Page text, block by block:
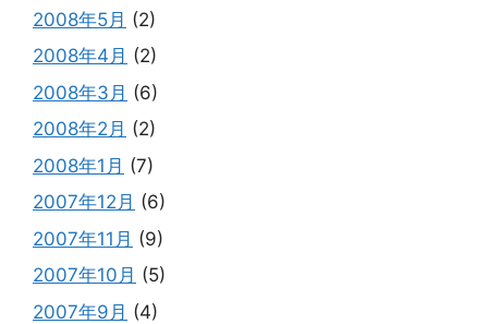
2008年5月 (2)
2008年4月 (2)
2008年3月 (6)
2008年2月 (2)
2008年1月 (7)
2007年12月 (6)
2007年11月 (9)
2007年10月 (5)
2007年9月 (4)